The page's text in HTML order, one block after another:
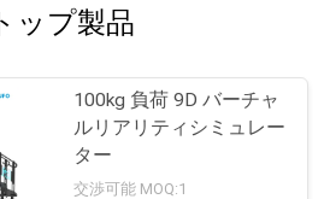
ップ製品
100kg 負荷 9D バーチャ
ルリアリティシミュレー
ター
交渉可能 MOQ:1